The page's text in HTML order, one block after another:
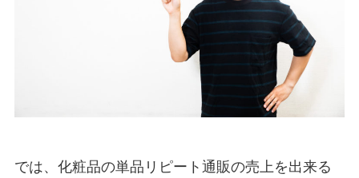
では、化粧品の単品リピート通販の売上を出来る